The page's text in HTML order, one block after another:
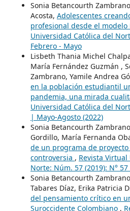
Sonia Betancourth
Acosta, Adolescentes
profesional desde el modelo
Universidad Católica del
Febrero - Mayo
Lisbeth Thania Michel
María Fernández Guzmán ,
Zambrano, Yamile Andrea
en la población estudiantil
pandemia, una mirada
Universidad Católica del
| Mayo-Agosto (2022)
Sonia Betancourth
Gordillo, María Fernanda
de un programa de
controversia , Revista
Norte: Núm. 57 (2019): N°
Sonia Betancourth
Tabares Díaz, Erika Patricia
del pensamiento crítico en
Suroccidente Colombiano ,